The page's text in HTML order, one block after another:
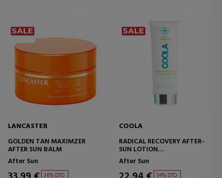
LANCASTER
GOLDEN TAN MAXIMZER
AFTER SUN BALM
After Sun
36% DTO.
COOLA
RADICAL RECOVERY AFTER-
SUN LOTION
LOCIÓN HIDRATANTE PARA
DESPUÉS DEL SOL
After Sun
34% DTO.